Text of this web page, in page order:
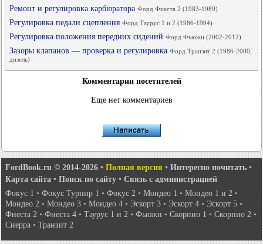
Ремонт и регулировка карбюратора Форд Фиеста 2 (1983-1989)
Регулировка педали сцепления Форд Таурус 1 и 2 (1986-1994)
Регулировка положения передних сидений Форд Фьюжн (2002-2012)
Зазоры клапанов — проверка и регулировка Форд Транзит 2 (1986-2000,
дизель)
Комментарии посетителей
Еще нет комментариев
FordBook.ru © 2014-2026 • Полная версия • Интересно почитать •
Карта сайта • Поиск по сайту • Связь с администрацией
Фокус 1 • Фокус Турнир 1 • Фокус 2 • Мондео 1 • Мондео 1 и 2 •
Мондео 2 • Мондео 3 • Мондео 4 • Эскорт 3 • Эскорт 4 • Эскорт 5 •
Фиеста 2 • Фиеста 4 • Таурус 1 и 2 • Фьюжн • Скорпио 1 • Скорпио 2 •
Сиерра • Транзит 2